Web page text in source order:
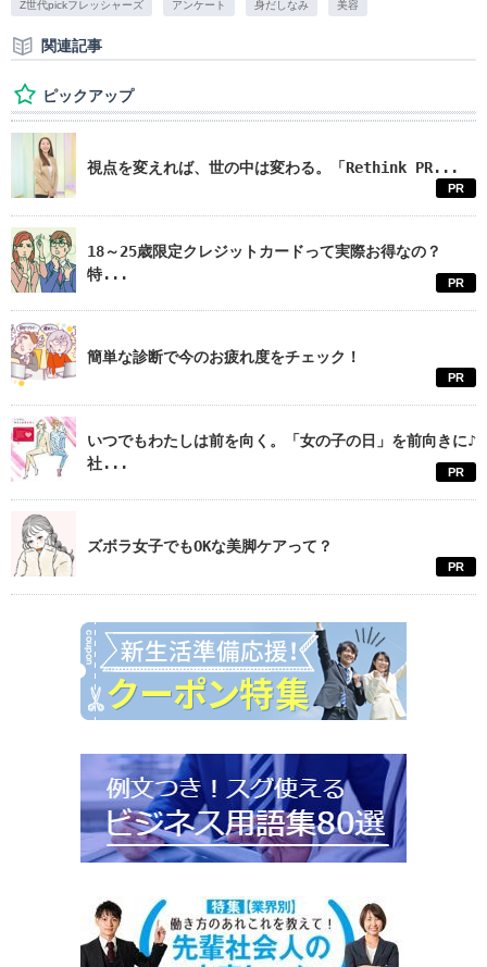
Z世代pickフレッシャーズ アンケート 身だしなみ 美容
関連記事
ピックアップ
視点を変えれば、世の中は変わる。「Rethink PR...
PR
18～25歳限定クレジットカードって実際お得なの？
特...
PR
簡単な診断で今のお疲れ度をチェック！
PR
いつでもわたしは前を向く。「女の子の日」を前向きに♪
社...
PR
ズボラ女子でもOKな美脚ケアって？
PR